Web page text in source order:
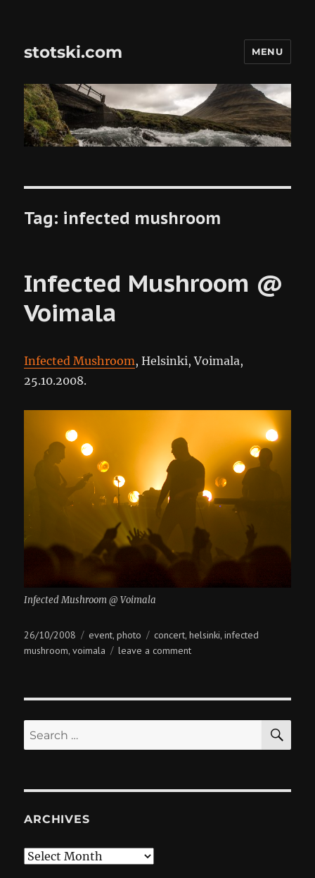
stotski.com MENU
Tag: infected mushroom
Infected Mushroom @
Voimala
Infected Mushroom, Helsinki, Voimala,
25.10.2008.
Infected Mushroom @ Voimala
Posted
on
26/10/2008 Categories
event,photo Tags
concert,helsinki,infected
mushroom,voimala leave a commenton
@
Search
for:
ARCHIVES
Archives